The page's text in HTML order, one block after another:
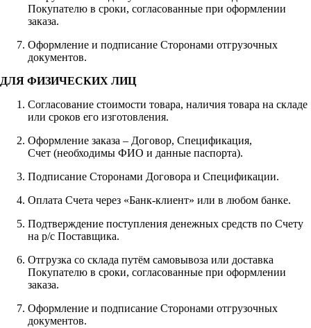
Покупателю в сроки, согласованные при оформлении
заказа.
Оформление и подписание Сторонами отгрузочных
документов.
ДЛЯ ФИЗИЧЕСКИХ ЛИЦ
Согласование стоимости товара, наличия товара на складе
или сроков его изготовления.
Оформление заказа – Договор, Спецификация,
Счет (необходимы ФИО и данные паспорта).
Подписание Сторонами Договора и Спецификации.
Оплата Счета через «Банк-клиент» или в любом банке.
Подтверждение поступления денежных средств по Счету
на р/с Поставщика.
Отгрузка со склада путём самовывоза или доставка
Покупателю в сроки, согласованные при оформлении
заказа.
Оформление и подписание Сторонами отгрузочных
документов.